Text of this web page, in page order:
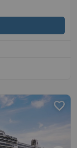
favorite